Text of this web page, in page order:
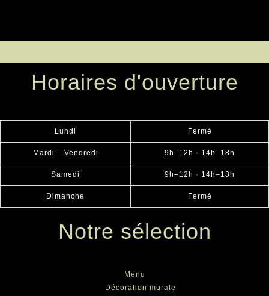
Horaires d'ouverture
Lundi Fermé
Mardi – Vendredi 9h–12h · 14h–18h
Samedi 9h–12h · 14h–18h
Dimanche Fermé
Notre sélection
Menu
Décoration murale